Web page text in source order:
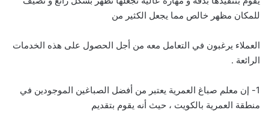
للمكان مظهر خالص مما يجعل الكثير من
العملاء يرغبون في التعامل معه من أجل الحصول على هذه الخدمات
الرائعة .
1- إن معلم صباغ العمرية يعتبر من أفضل الصباغين الموجودين في
منطقة العمرية بالكويت ، حيث أنه يقوم بتقديم